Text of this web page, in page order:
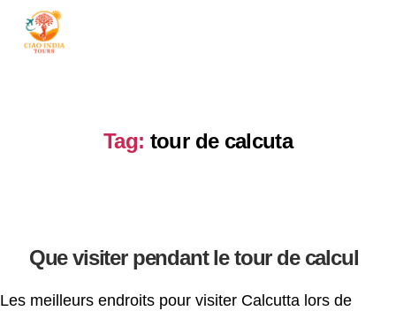
Tag: tour de calcuta
Que visiter pendant le tour de calcul
Les meilleurs endroits pour visiter Calcutta lors de